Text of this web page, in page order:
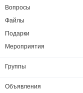
Вопросы
Файлы
Подарки
Мероприятия
Группы
Объявления